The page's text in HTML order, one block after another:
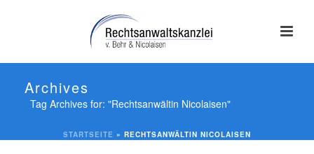
Archives
Tag Archives for: "Rechtsanwältin Nicolaisen"
STARTSEITE » RECHTSANWÄLTIN NICOLAISEN